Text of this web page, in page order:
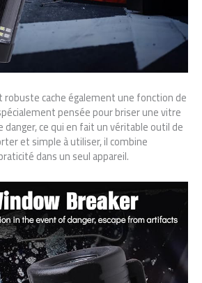
robuste cache également une fonction de
pensée pour briser une vitre
danger, ce qui en fait un véritable outil de
et simple à utiliser, il combine
dans un seul appareil.